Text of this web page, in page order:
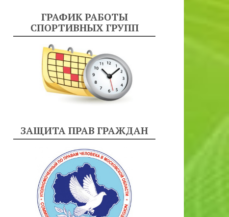
ГРАФИК РАБОТЫ
СПОРТИВНЫХ ГРУПП
ЗАЩИТА ПРАВ ГРАЖДАН